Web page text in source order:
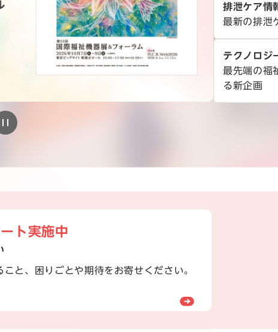
排泄ケア情
最新の排泄
テクノロジ
最先端の福
る新企画
ト実施中
と、困りごとや期待をお寄せください。